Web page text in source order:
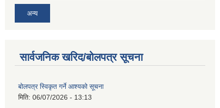
अन्य
सार्वजनिक खरिद/बोलपत्र सूचना
बोलपत्र स्विकृत गर्ने आश्यको सूचना
मिति: 06/07/2026 - 13:13